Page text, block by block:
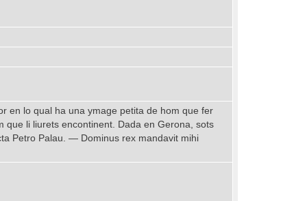
en lo qual ha una ymage petita de hom que fer
li liurets encontinent. Dada en Gerona, sots
Petro Palau. — Dominus rex mandavit mihi